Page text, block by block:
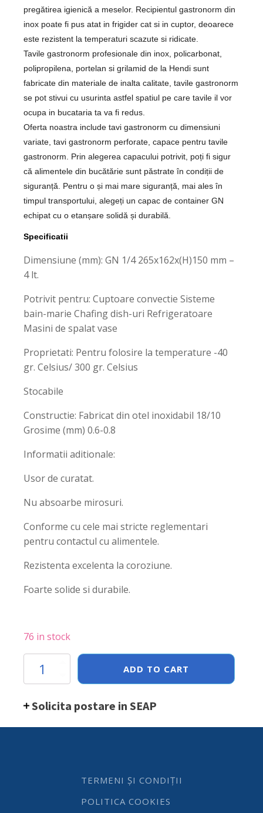
pregătirea igienică a meselor. Recipientul gastronorm din
inox poate fi pus atat in frigider cat si in cuptor, deoarece
este rezistent la temperaturi scazute si ridicate.
Tavile gastronorm profesionale din inox, policarbonat,
polipropilena, portelan si grilamid de la Hendi sunt
fabricate din materiale de inalta calitate, tavile gastronorm
se pot stivui cu usurinta astfel spatiul pe care tavile il vor
ocupa in bucataria ta va fi redus.
Oferta noastra include tavi gastronorm cu dimensiuni
variate, tavi gastronorm perforate, capace pentru tavile
gastronorm. Prin alegerea capacului potrivit, poți fi sigur
că alimentele din bucătărie sunt păstrate în condiții de
siguranță. Pentru o și mai mare siguranță, mai ales în
timpul transportului, alegeți un capac de container GN
echipat cu o etanșare solidă și durabilă.
Specificatii
Dimensiune (mm): GN 1/4 265x162x(H)150 mm –
4 lt.
Potrivit pentru: Cuptoare convectie Sisteme
bain-marie Chafing dish-uri Refrigeratoare
Masini de spalat vase
Proprietati: Pentru folosire la temperature -40
gr. Celsius/ 300 gr. Celsius
Stocabile
Constructie: Fabricat din otel inoxidabil 18/10
Grosime (mm) 0.6-0.8
Informatii aditionale:
Usor de curatat.
Nu absoarbe mirosuri.
Conforme cu cele mai stricte reglementari
pentru contactul cu alimentele.
Rezistenta excelenta la coroziune.
Foarte solide si durabile.
76 in stock
Hendi
Gastronorm
1/4
ADD TO CART
Solicita postare in SEAP
TERMENI ȘI CONDIȚII
POLITICA COOKIES